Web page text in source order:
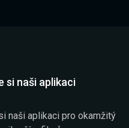
si naši aplikaci
naši aplikaci pro okamžitý